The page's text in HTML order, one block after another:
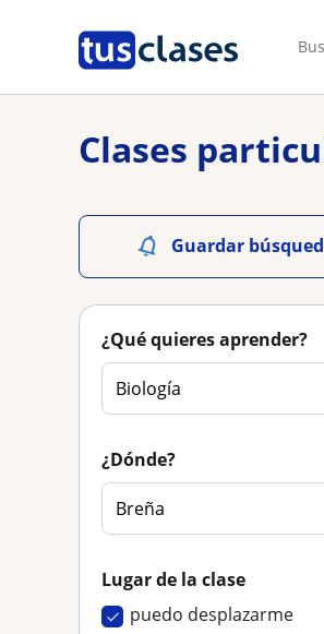
Clases
Guardar
¿Qué quieres aprender?
¿Dónde?
Lugar de la clase
puedo desplazarme